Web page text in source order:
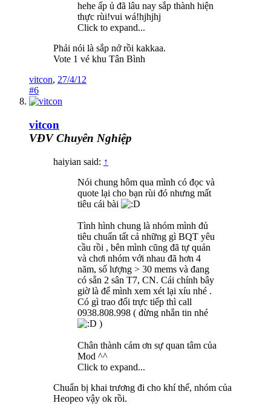
hehe ấp ủ đã lâu nay sắp thành hiện
thực rùi!vui wá!hjhjhj
Click to expand...
Phải nói là sắp nở rồi kakkaa.
Vote 1 vé khu Tân Bình
vitcon, 27/4/12
#6
vitcon
VĐV Chuyên Nghiệp
haiyian said: ↑
Nói chung hôm qua mình có đọc và
quote lại cho bạn rùi đó nhưng mất
tiêu cái bài
Tình hình chung là nhóm mình đủ
tiêu chuẩn tất cả những gì BQT yêu
cầu rồi , bên mình cũng đã tự quản
và chơi nhóm với nhau đã hơn 4
năm, số lượng > 30 mems và đang
có sẵn 2 sân T7, CN. Cái chính bây
giờ là để mình xem xét lại xíu nhé .
Có gì trao đổi trực tiếp thì call
0938.808.998 ( đừng nhắn tin nhé
)
Chân thành cám ơn sự quan tâm của
Mod ^^
Click to expand...
Chuẩn bị khai trương đi cho khí thế, nhóm của
Heopeo vậy ok rồi.